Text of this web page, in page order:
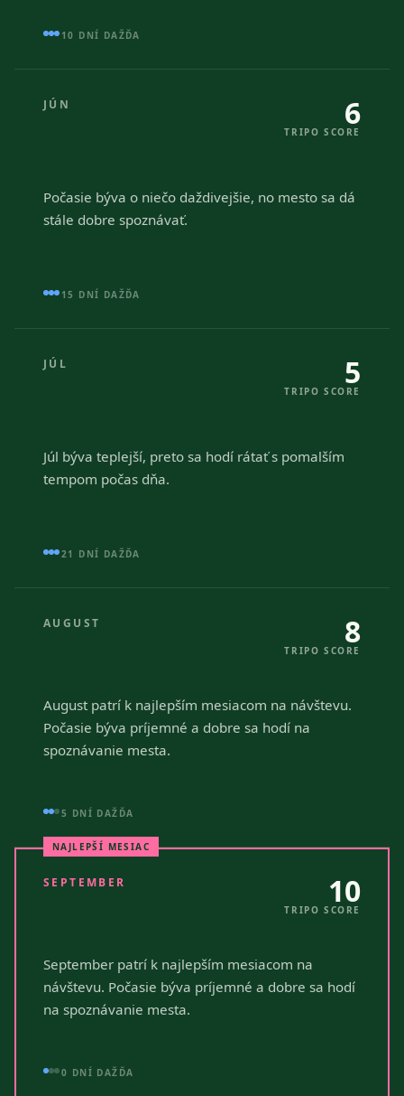
10 DNÍ DAŽĎA
JÚN 6
TRIPO SCORE
Počasie býva o niečo daždivejšie, no mesto sa dá
stále dobre spoznávať.
15 DNÍ DAŽĎA
JÚL 5
TRIPO SCORE
Júl býva teplejší, preto sa hodí rátať s pomalším
tempom počas dňa.
21 DNÍ DAŽĎA
AUGUST 8
TRIPO SCORE
August patrí k najlepším mesiacom na návštevu.
Počasie býva príjemné a dobre sa hodí na
spoznávanie mesta.
5 DNÍ DAŽĎA
NAJLEPŠÍ MESIAC
SEPTEMBER 10
TRIPO SCORE
September patrí k najlepším mesiacom na
návštevu. Počasie býva príjemné a dobre sa hodí
na spoznávanie mesta.
0 DNÍ DAŽĎA